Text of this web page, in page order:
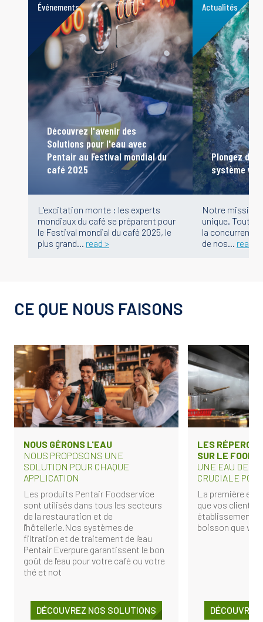
Événements
Découvrez l'avenir des
Solutions pour l'eau avec
Pentair au Festival mondial du
café 2025
L'excitation monte : les experts
mondiaux du café se préparent pour
le Festival mondial du café 2025, le
plus grand… read >
Actualités
Plongez
système
Notre mission
unique. Tout
la
de nos… read >
CE QUE NOUS FAISONS
NOUS GÉRONS L'EAU
NOUS PROPOSONS UNE
SOLUTION POUR CHAQUE
APPLICATION
Les produits Pentair Foodservice
sont utilisés dans tous les secteurs
de la restauration et de
l'hôtellerie.Nos systèmes de
filtration et de traitement de l'eau
Pentair Everpure garantissent le bon
goût de l'eau pour votre café ou votre
thé et not
DÉCOUVREZ NOS SOLUTIONS
LES
SUR LE
UNE EAU DE
CRUCIALE
La première et
que vos clients
établissement
boisson que